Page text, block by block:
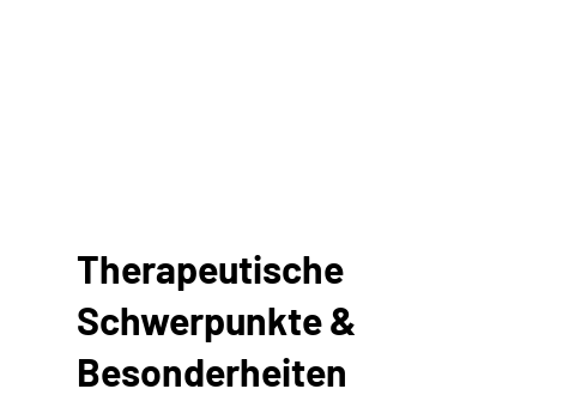
Therapeutische
Schwerpunkte &
Besonderheiten